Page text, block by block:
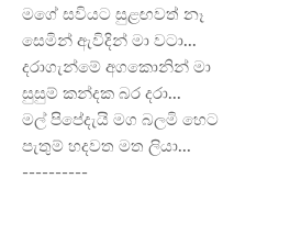
මගේ සවියට සුළඟවත් නෑ
සෙමින් ඇවිදින් මා වටා...
දරාගැන්මේ අගකොනින් මා
සුසුම් කන්දක බර දරා...
මල් පිපේදැයි මග බලමි හෙට
පැතුම් හදවත මත ලියා...
----------